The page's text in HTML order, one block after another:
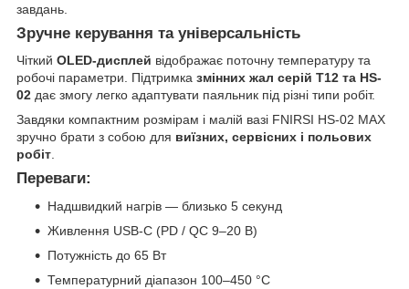
завдань.
Зручне керування та універсальність
Чіткий OLED-дисплей відображає поточну температуру та
робочі параметри. Підтримка змінних жал серій T12 та HS-
02 дає змогу легко адаптувати паяльник під різні типи робіт.
Завдяки компактним розмірам і малій вазі FNIRSI HS-02 MAX
зручно брати з собою для виїзних, сервісних і польових
робіт.
Переваги:
Надшвидкий нагрів — близько 5 секунд
Живлення USB-C (PD / QC 9–20 В)
Потужність до 65 Вт
Температурний діапазон 100–450 °C